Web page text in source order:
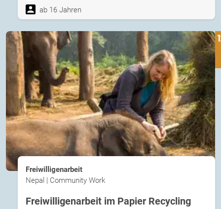
ab 16 Jahren
Freiwilligenarbeit
Nepal | Community Work
Freiwilligenarbeit im Papier Recycling